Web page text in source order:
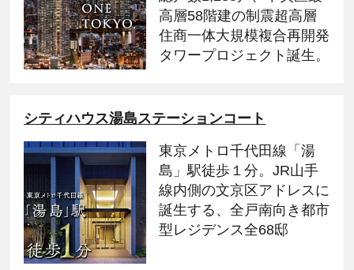
高層58階建の制震超高層
住商一体大規模複合再開発
タワープロジェクト誕生。
シティハウス湯島ステーションコート
東京メトロ千代田線「湯
島」駅徒歩１分。JR山手
線内側の文京区アドレスに
誕生する、全戸南向き都市
型レジデンス全68邸